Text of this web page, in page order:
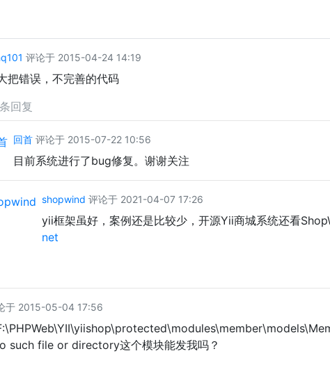
评论于 2015-04-24 14:19
把错误，不完善的代码
条回复
回首 评论于 2015-07-22 10:56
目前系统进行了bug修复。谢谢关注
shopwind 评论于 2021-04-07 17:26
yii框架虽好，案例还是比较少，开源Yii商城系统还看
net
于 2015-05-04 17:56
such file or directory这个模块能发我吗？